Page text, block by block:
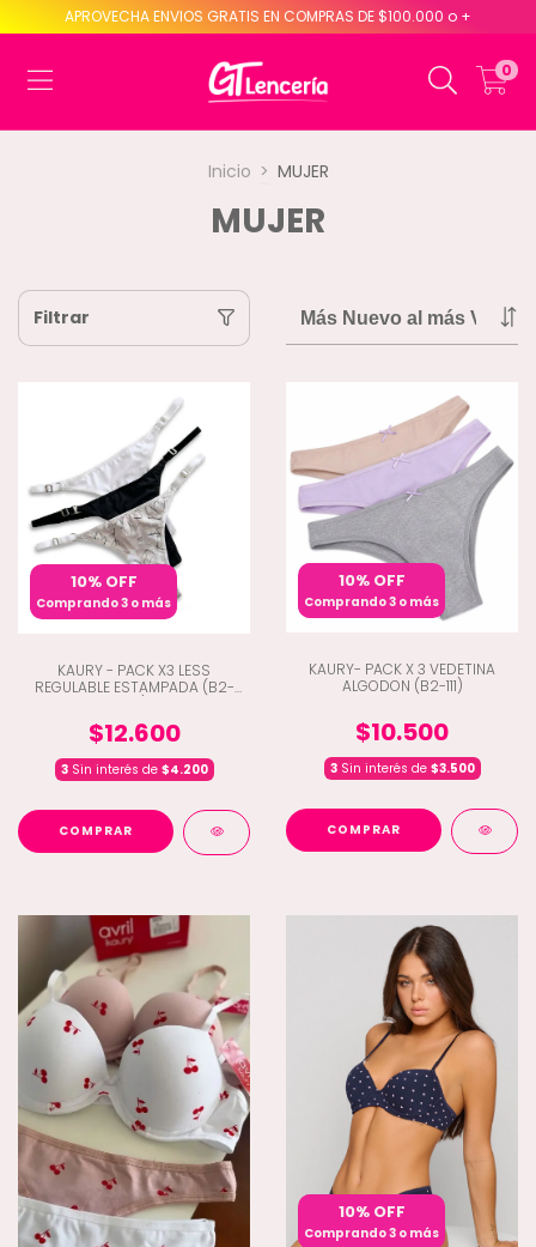
APROVECHA ENVIOS GRATIS EN COMPRAS DE $100.000 o +
0
Inicio > MUJER
MUJER
Filtrar
10% OFF
Comprando 3 o más
KAURY - PACK X3 LESS
REGULABLE ESTAMPADA (B2-
$12.600
3Sin interés de $4.200
COMPRAR
10% OFF
Comprando 3 o más
KAURY- PACK X 3 VEDETINA
ALGODON (B2-111)
$10.500
3Sin interés de $3.500
COMPRAR
10% OFF
Comprando 3 o más